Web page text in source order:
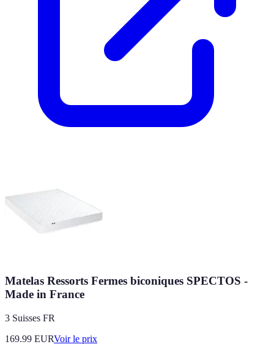
Matelas Ressorts Fermes biconiques SPECTOS -
Made in France
3 Suisses FR
169.99 EURVoir le prix